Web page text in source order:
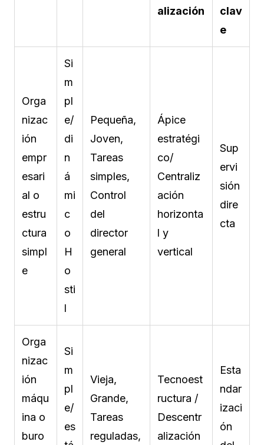
alización
clav
e
Orga
nizac
ión
empr
esari
al o
estru
ctura
simpl
e
Si
m
pl
e/
di
n
á
mi
c
o
H
o
sti
l
Pequeña,
Joven,
Tareas
simples,
Control
del
director
general
Ápice
estratégi
co/
Centraliz
ación
horizonta
l y
vertical
Sup
ervi
sión
dire
cta
Orga
nizac
ión
máqu
ina o
buro
Si
m
pl
e/
es
Vieja,
Grande,
Tareas
reguladas,
Tecnoest
ructura /
Descentr
alización
Esta
ndar
izaci
ón